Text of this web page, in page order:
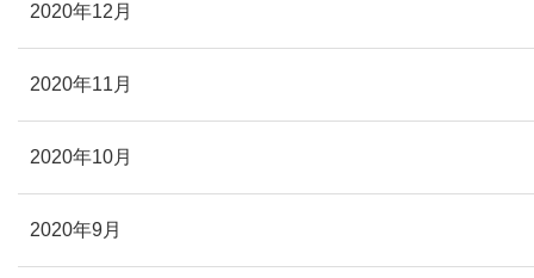
2020年12月
2020年11月
2020年10月
2020年9月